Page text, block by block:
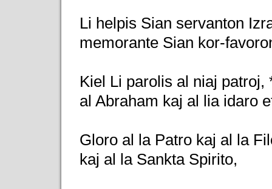
Li helpis Sian servanton
memorante Sian kor-
Kiel Li parolis al niaj patroj,
al Abraham kaj al lia idaro
Gloro al la Patro kaj al la
kaj al la Sankta Spirito,